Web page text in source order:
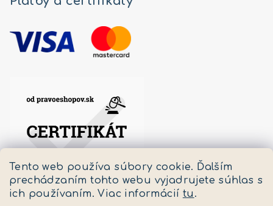
Tento web používa súbory cookie. Ďalším
prechádzaním tohto webu vyjadrujete súhlas s
ich používaním. Viac informácií tu .